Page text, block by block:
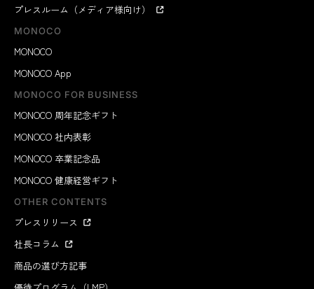
プレスルーム（メディア様向け）
MONOCO
MONOCO
MONOCO App
MONOCO FOR BUSINESS
MONOCO 周年記念ギフト
MONOCO 社内表彰
MONOCO 卒業記念品
MONOCO 健康経営ギフト
OTHER CONTENTS
プレスリリース
社長コラム
商品の選び方記事